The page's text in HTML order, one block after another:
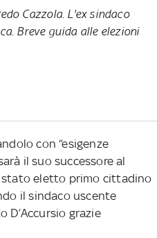
Cazzola. L'ex sindaco
Breve guida alle elezioni
con “esigenze
il suo successore al
stato eletto primo cittadino
il sindaco uscente
D’Accursio grazie